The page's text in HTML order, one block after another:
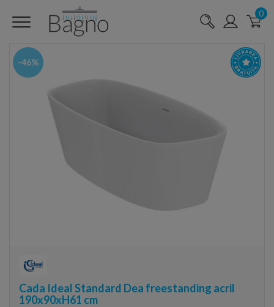
0
-46%
Cada Ideal Standard Dea freestanding acril
190x90xH61 cm